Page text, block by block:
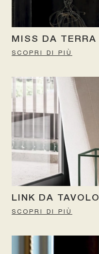
MISS DA TERRA
SCOPRI DI PIÙ
LINK DA TAVOLO
SCOPRI DI PIÙ